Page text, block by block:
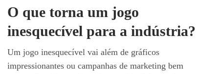
O que torna um jogo
inesquecível para a indústria?
Um jogo inesquecível vai além de gráficos
impressionantes ou campanhas de marketing bem